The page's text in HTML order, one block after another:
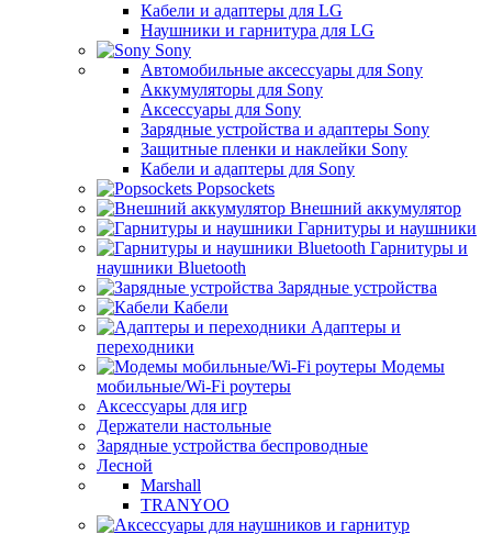
Кабели и адаптеры для LG
Наушники и гарнитура для LG
Sony
Автомобильные аксессуары для Sony
Аккумуляторы для Sony
Аксессуары для Sony
Зарядные устройства и адаптеры Sony
Защитные пленки и наклейки Sony
Кабели и адаптеры для Sony
Popsockets
Внешний аккумулятор
Гарнитуры и наушники
Гарнитуры и
наушники Bluetooth
Зарядные устройства
Кабели
Адаптеры и
переходники
Модемы
мобильные/Wi-Fi роутеры
Аксессуары для игр
Держатели настольные
Зарядные устройства беспроводные
Лесной
Marshall
TRANYOO